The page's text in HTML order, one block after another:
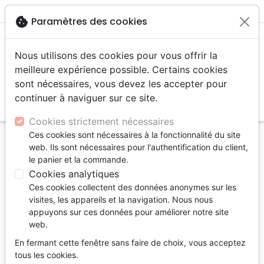
menu
Accueil Auteurs Hudson Christopher D.
Christopher D. Hudson
Liste des produits par auteur
Filtrertune
Adultes
cookie Paramètres des cookies
Nous utilisons des cookies pour vous offrir la
meilleure expérience possible. Certains cookies
sont nécessaires, vous devez les accepter pour
continuer à naviguer sur ce site.
Cookies strictement nécessaires
Ces cookies sont nécessaires à la fonctionnalité du site
web. Ils sont nécessaires pour l'authentification du client,
le panier et la commande.
Cookies analytiques
Ces cookies collectent des données anonymes sur les
visites, les appareils et la navigation. Nous nous
appuyons sur ces données pour améliorer notre site
web.
En fermant cette fenêtre sans faire de choix, vous acceptez
tous les cookies.